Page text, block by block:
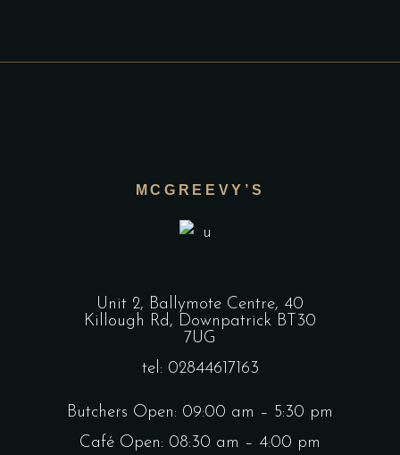
MCGREEVY’S
Unit 2, Ballymote Centre, 40
Killough Rd, Downpatrick BT30
7UG
tel: 02844617163
Butchers Open: 09:00 am – 5:30 pm
Café Open: 08:30 am – 4:00 pm